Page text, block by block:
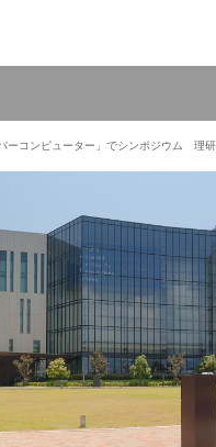
パーコンピューター」でシンポジウム 理